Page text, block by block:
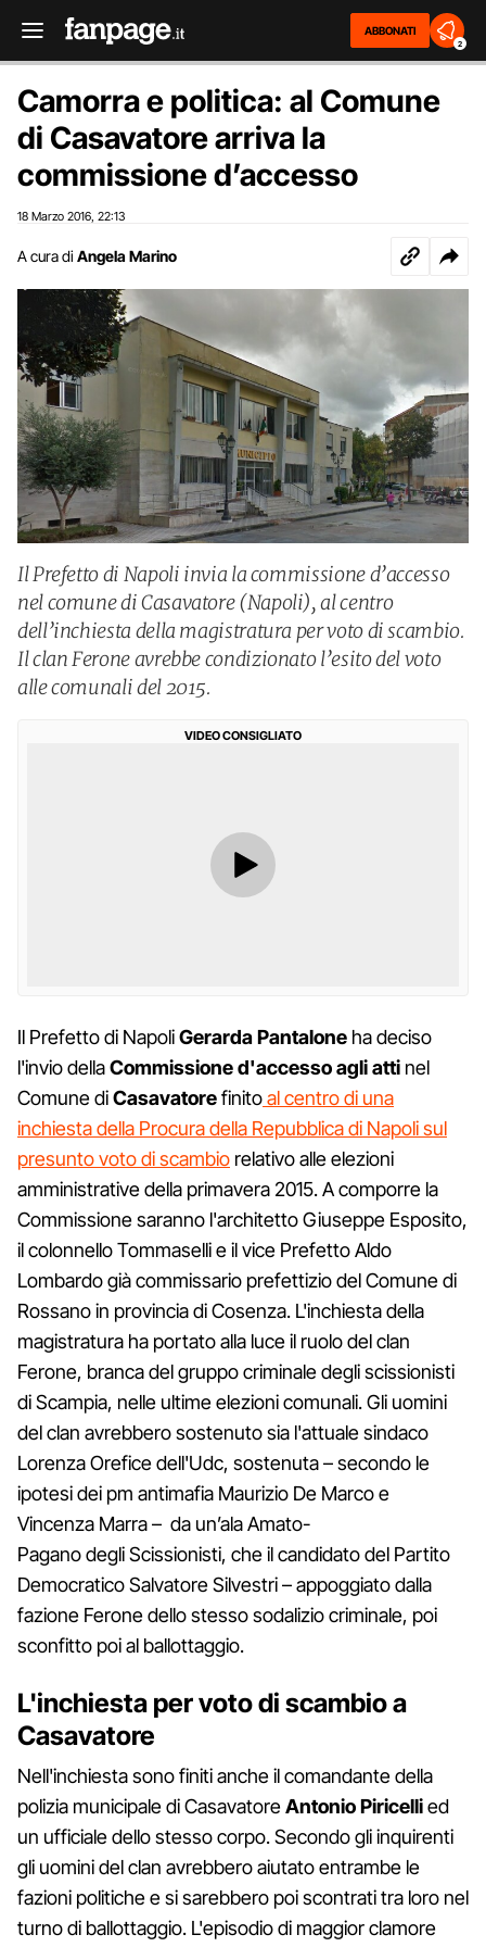
ABBONATI
2
Camorra e politica: al Comune
di Casavatore arriva la
commissione d’accesso
18 Marzo 2016 22:13
A cura di Angela Marino
Il Prefetto di Napoli invia la commissione d’accesso
nel comune di Casavatore (Napoli), al centro
dell’inchiesta della magistratura per voto di scambio.
Il clan Ferone avrebbe condizionato l’esito del voto
alle comunali del 2015.
VIDEO CONSIGLIATO
Il Prefetto di NapoliGerarda Pantalone ha deciso
l'invio dellaCommissione d'accesso agli atti nel
Comune diCasavatorefinitoal centro di una
inchiesta della Procura della Repubblica di Napoli sul
presunto voto di scambio relativo alle elezioni
amministrative della primavera 2015. A comporre la
Commissione saranno l'architetto Giuseppe Esposito,
il colonnello Tommaselli e il vice Prefetto Aldo
Lombardo già commissario prefettizio del Comune di
Rossano in provincia di Cosenza. L'inchiesta della
magistratura ha portato alla luce il ruolo del clan
Ferone, branca del gruppo criminale degli scissionisti
di Scampia, nelle ultime elezioni comunali. Gli uomini
del clan avrebbero sostenuto sia l'attuale sindaco
Lorenza Orefice dell'Udc, sostenuta – secondo le
ipotesi dei pm antimafia Maurizio De Marco e
Vincenza Marra – da un’ala Amato-
Pagano degli Scissionisti, che il candidato del Partito
Democratico Salvatore Silvestri – appoggiato dalla
fazione Ferone dello stesso sodalizio criminale, poi
sconfitto poi al ballottaggio.
L'inchiesta per voto di scambio a
Casavatore
Nell'inchiesta sono finiti anche il comandante della
polizia municipale di CasavatoreAntonio Piricellied
un ufficiale dello stesso corpo. Secondo gli inquirenti
gli uomini del clan avrebbero aiutato entrambe le
fazioni politiche e si sarebbero poi scontrati tra loro nel
turno di ballottaggio. L'episodio di maggior clamore